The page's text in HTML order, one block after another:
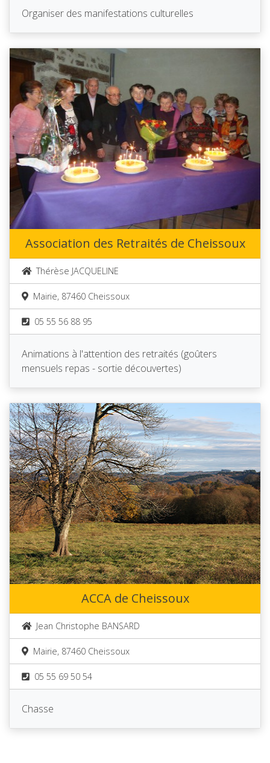
Organiser des manifestations culturelles
Association des Retraités de Cheissoux
Thérèse JACQUELINE
Mairie, 87460 Cheissoux
05 55 56 88 95
Animations à l'attention des retraités (goûters
mensuels repas - sortie découvertes)
ACCA de Cheissoux
Jean Christophe BANSARD
Mairie, 87460 Cheissoux
05 55 69 50 54
Chasse